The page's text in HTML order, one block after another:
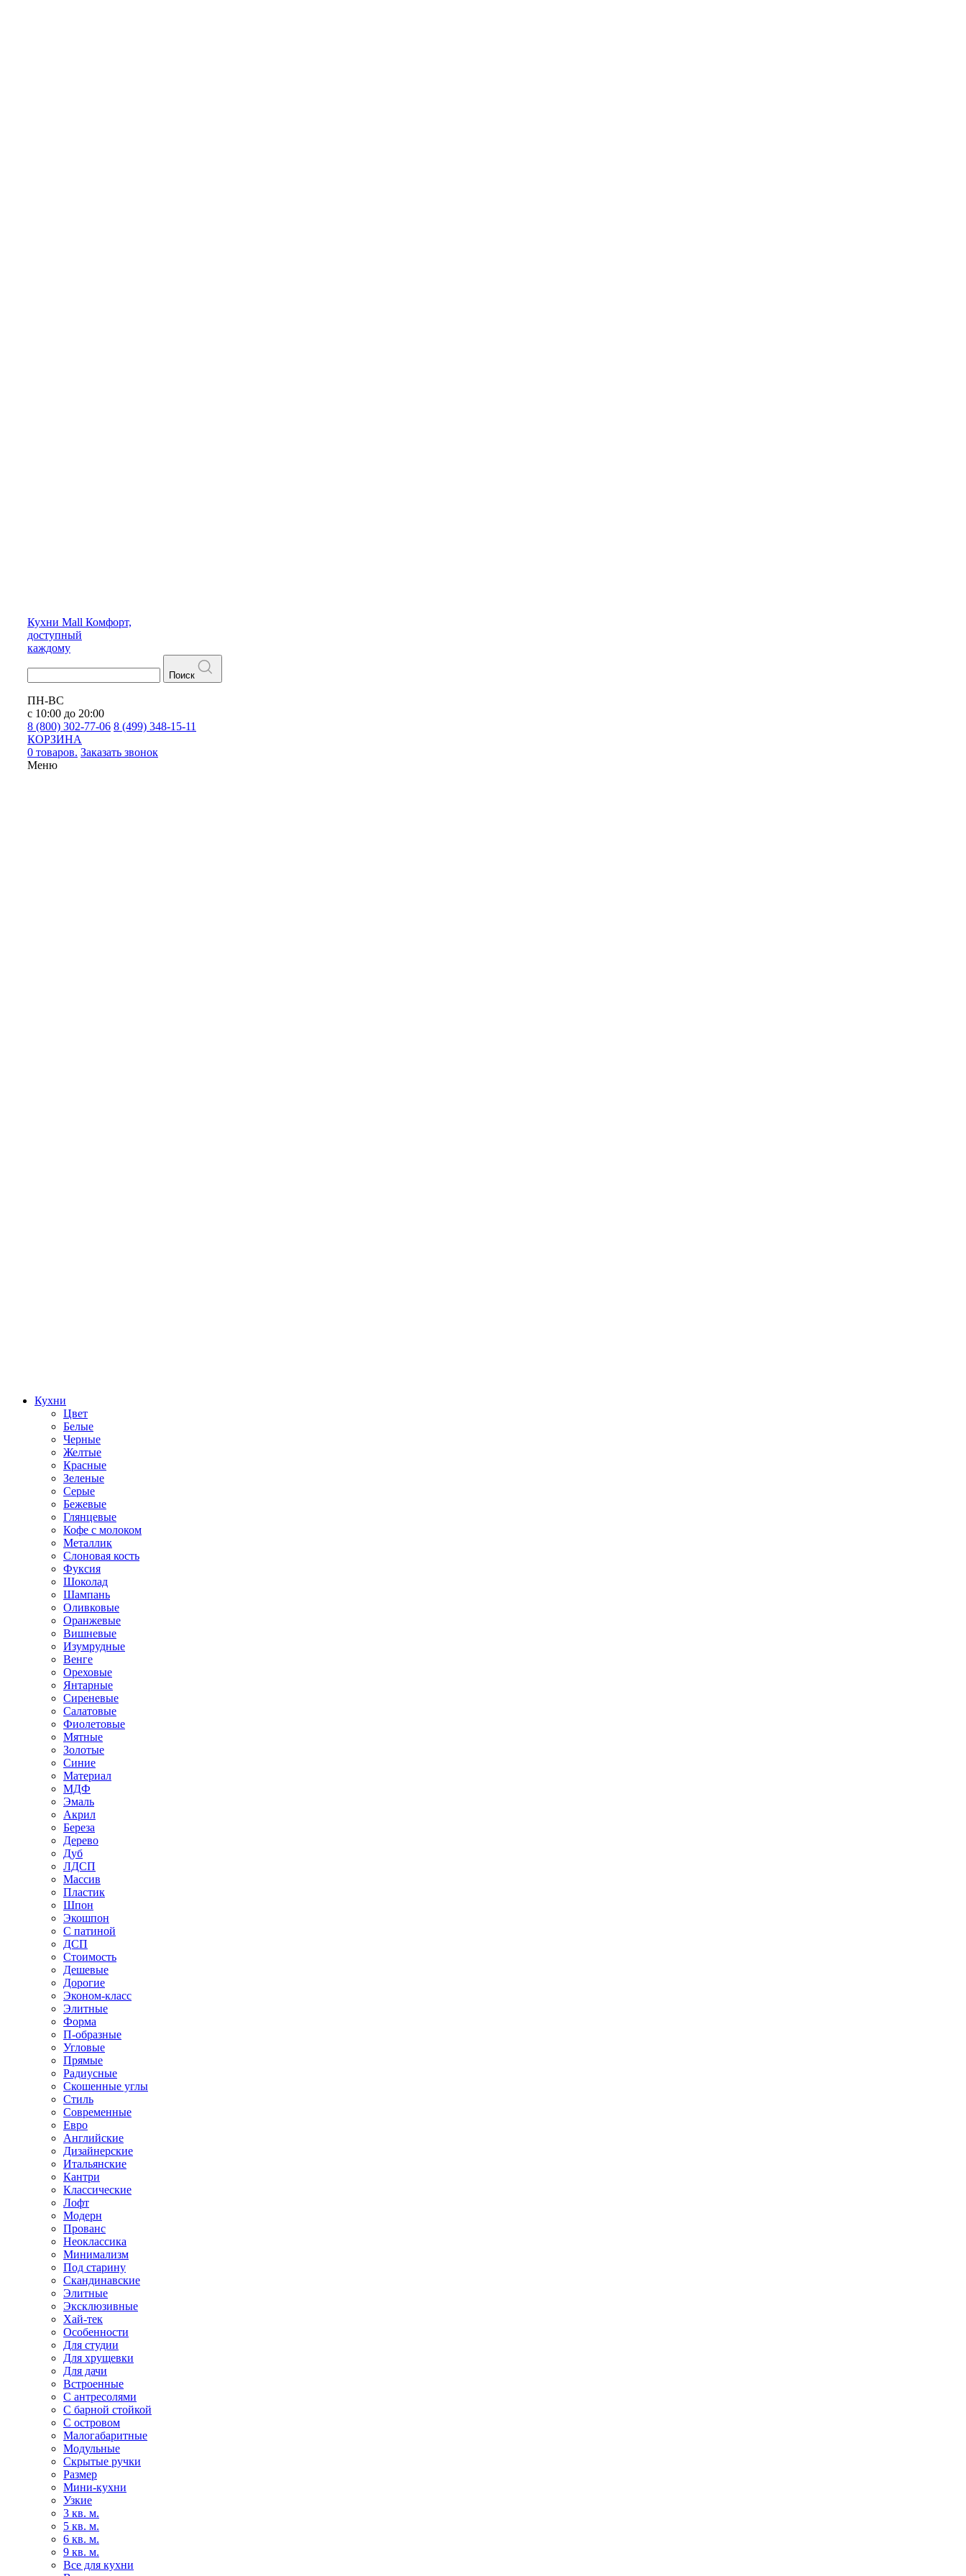
Кухни Mall Комфорт,
доступный
каждому
Поиск
ПН-ВС
с 10:00 до 20:00
8 (800) 302-77-06 8 (499) 348-15-11
КОРЗИНА
0 товаров. Заказать звонок
Меню
Кухни
Цвет
Белые
Черные
Желтые
Красные
Зеленые
Серые
Бежевые
Глянцевые
Кофе с молоком
Металлик
Слоновая кость
Фуксия
Шоколад
Шампань
Оливковые
Оранжевые
Вишневые
Изумрудные
Венге
Ореховые
Янтарные
Сиреневые
Салатовые
Фиолетовые
Мятные
Золотые
Синие
Материал
МДФ
Эмаль
Акрил
Береза
Дерево
Дуб
ЛДСП
Массив
Пластик
Шпон
Экошпон
С патиной
ДСП
Стоимость
Дешевые
Дорогие
Эконом-класс
Элитные
Форма
П-образные
Угловые
Прямые
Радиусные
Скошенные углы
Стиль
Современные
Евро
Английские
Дизайнерские
Итальянские
Кантри
Классические
Лофт
Модерн
Прованс
Неоклассика
Минимализм
Под старину
Скандинавские
Элитные
Эксклюзивные
Хай-тек
Особенности
Для студии
Для хрущевки
Для дачи
Встроенные
С антресолями
С барной стойкой
С островом
Малогабаритные
Модульные
Скрытые ручки
Размер
Мини-кухни
Узкие
3 кв. м.
5 кв. м.
6 кв. м.
9 кв. м.
Все для кухни